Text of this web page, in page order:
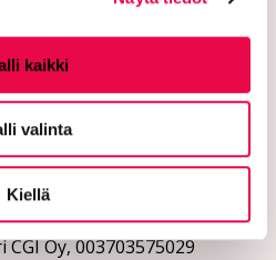
kaikki
valinta
Kiellä
Kaupunki ja Riihimäen Vesi
sähköpostin liitteenä.
tunnus
Oy, 003703575029